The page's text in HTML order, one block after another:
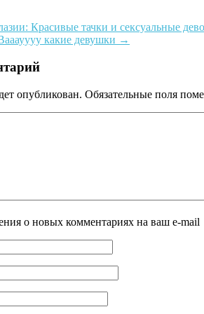
Красивые тачки и сексуальные
какие девушки →
опубликован. Обязательные поля
о новых комментариях на ваш e-mail